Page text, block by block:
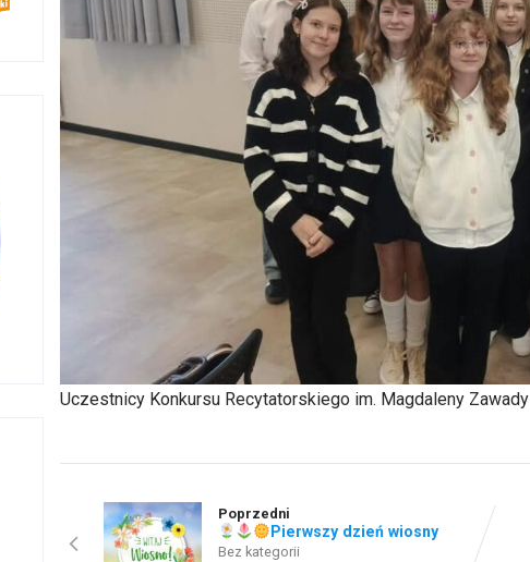
Uczestnicy Konkursu Recytatorskiego im. Magdaleny Zawady
Poprzedni
Pierwszy dzień wiosny
Bez kategorii